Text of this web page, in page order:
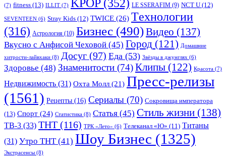
(7) fitness (13) ILLIT (7) KPOP(352) LE SSERAFIM (9) NCT U (12)
SEVENTEEN (6) Stray Kids (12) TWICE (26) Tехнологии
(316) Астрология (10) Бизнес (490)Видео (137)
Вкусно с Анфисой Чеховой (45) Город (121) Домашние
хитрости-лайвхаки (8) Досуг (97) Еда (53) Звёзды в джунглях (6)
Здоровье (48) Знаменитости (74)Клипы (122) Красота (7)
Недвижимость (31) Охта Молл (21) Пресс-релизы
(1561) Рецепты (16) Сериалы (70) Сокровища императора
(13) Спорт (24) Статистика (8) Статья (45) Стиль жизни (138)
ТВ-3 (33) ТНТ (116) ТРК «Лето» (6) Телеканал «Ю» (11) Титаны
(31) Утро ТНТ(41) Шоу Бизнес (1325)
Экстрасенсы (8)